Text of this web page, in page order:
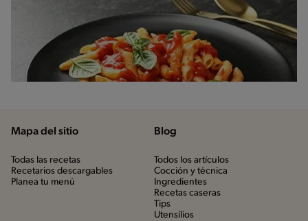
Mapa del sitio
Todas las recetas
Recetarios descargables
Planea tu menú
Blog
Todos los artículos
Cocción y técnica
Ingredientes
Recetas caseras
Tips
Utensílios